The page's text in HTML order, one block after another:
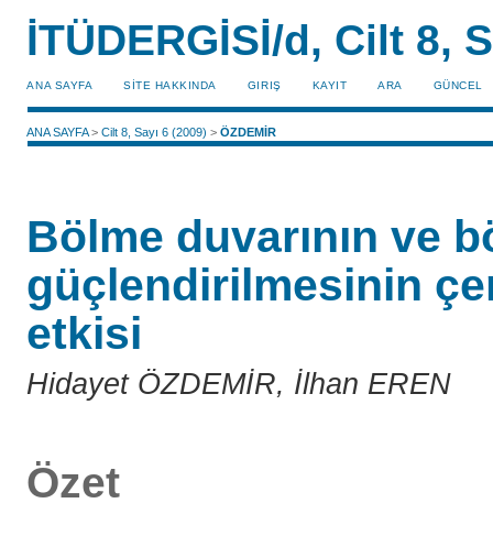
İTÜDERGİSİ/d, Cilt 8,
ANA SAYFA SİTE HAKKINDA GIRIŞ KAYIT ARA GÜNCEL
ANA SAYFA>Cilt 8, Sayı 6 (2009) >ÖZDEMİR
Bölme duvarının ve
güçlendirilmesinin
etkisi
Hidayet ÖZDEMİR, İlhan EREN
Özet